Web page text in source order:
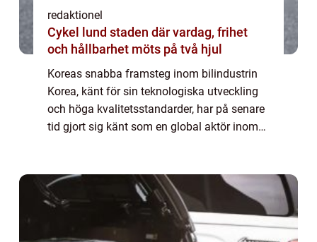
redaktionel
Cykel lund staden där vardag, frihet
och hållbarhet möts på två hjul
Koreas snabba framsteg inom bilindustrin
Korea, känt för sin teknologiska utveckling
och höga kvalitetsstandarder, har på senare
tid gjort sig känt som en global aktör inom